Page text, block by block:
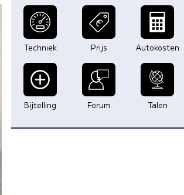
Techniek Prijs Autokosten
Bijtelling Forum Talen